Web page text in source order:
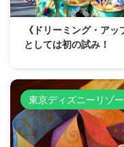
《ドリーミング・ア
としては初の試み！
東京ディズニーリゾ